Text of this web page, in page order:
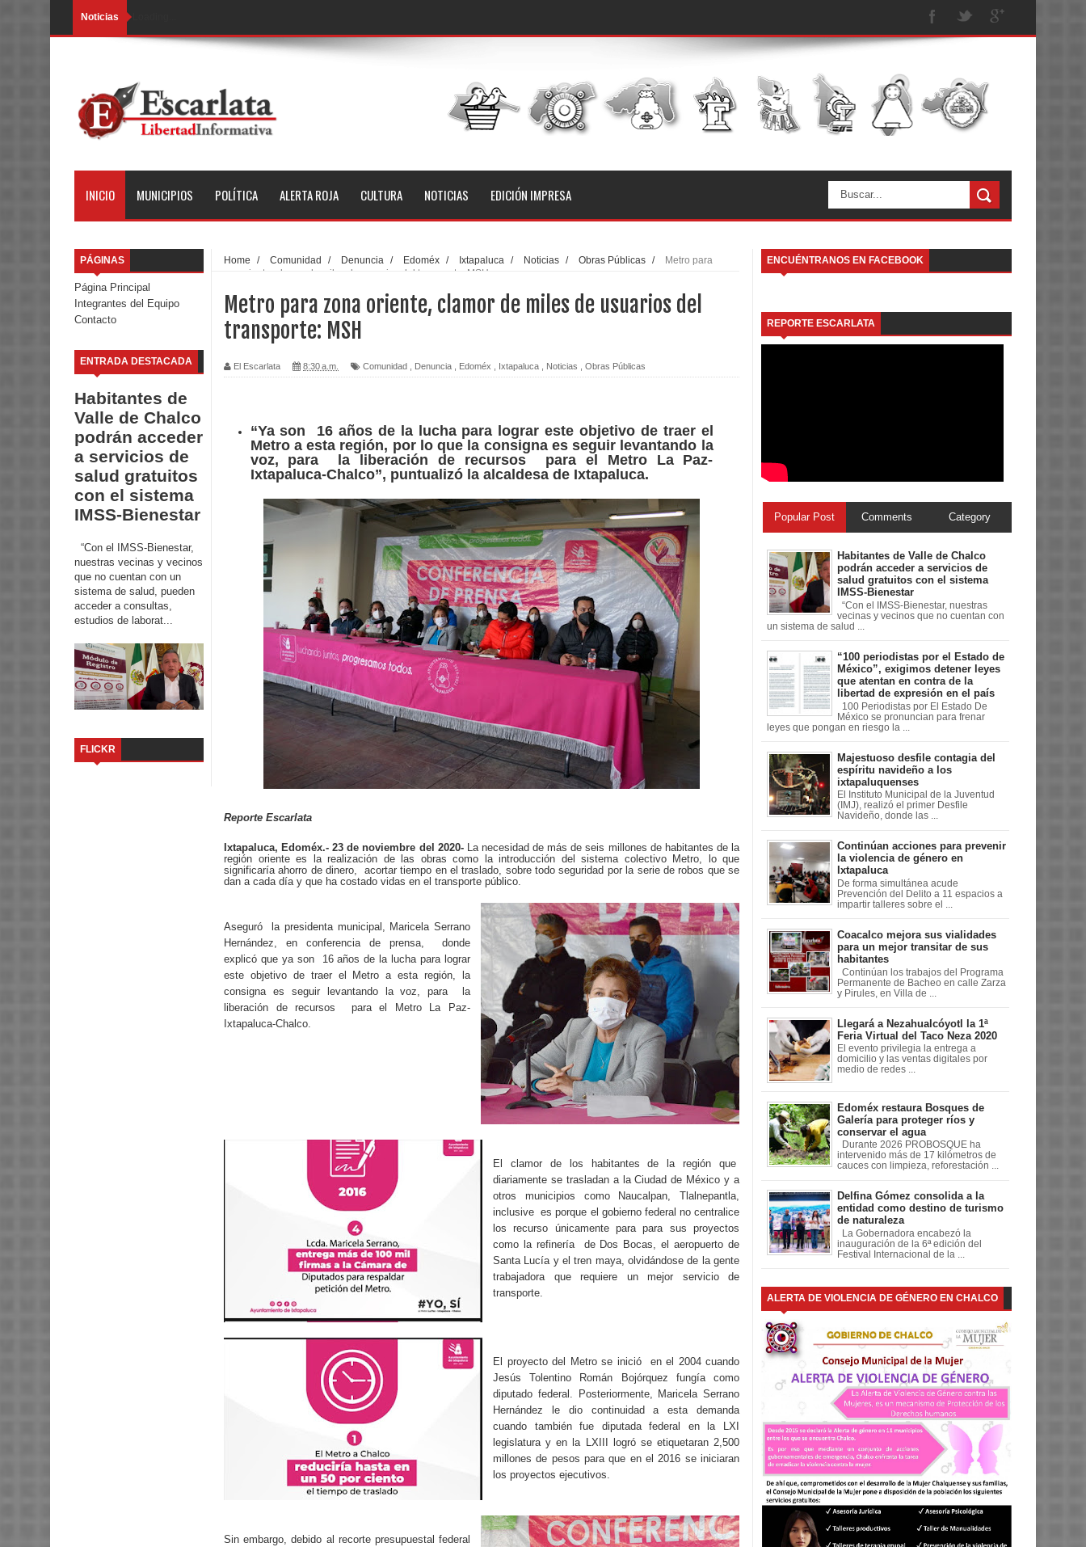
Noticias
INICIO MUNICIPIOS POLÍTICA ALERTA ROJA CULTURA NOTICIAS EDICIÓN IMPRESA
PÁGINAS
Página Principal
Integrantes del Equipo
Contacto
ENTRADA DESTACADA
Habitantes de
Valle de Chalco
podrán acceder
a servicios de
salud gratuitos
con el sistema
IMSS-Bienestar
“Con el IMSS-Bienestar,
nuestras vecinas y vecinos
que no cuentan con un
sistema de salud, pueden
acceder a consultas,
estudios de laborat...
FLICKR
Home / Comunidad / Denuncia / Edoméx / Ixtapaluca / Noticias / Obras Públicas /
Metro para
zona oriente, clamor de miles de usuarios del transporte: MSH
Metro para zona oriente, clamor de miles de usuarios del
transporte: MSH
El Escarlata 8:30 a.m. Comunidad Denuncia Edoméx Ixtapaluca Noticias Obras Públicas
“Ya son 16 años de la lucha para lograr este objetivo de traer el
Metro a esta región, por lo que la consigna es seguir levantando la
voz, para la liberación de recursos para el Metro La Paz-
Ixtapaluca-Chalco”, puntualizó la alcaldesa de Ixtapaluca.
Reporte Escarlata
Ixtapaluca, Edoméx.- 23 de noviembre del 2020-La necesidad de más de seis millones de habitantes de la
región oriente es la realización de las obras como la introducción del sistema colectivo Metro, lo que
significaría ahorro de dinero, acortar tiempo en el traslado, sobre todo seguridad por la serie de robos que se
dan a cada día y que ha costado vidas en el transporte público.
Aseguró la presidenta municipal, Maricela Serrano
Hernández, en conferencia de prensa, donde
explicó que ya son 16 años de la lucha para lograr
este objetivo de traer el Metro a esta región, la
consigna es seguir levantando la voz, para la
liberación de recursos para el Metro La Paz-
Ixtapaluca-Chalco.
El clamor de los habitantes de la región que
diariamente se trasladan a la Ciudad de México y a
otros municipios como Naucalpan, Tlalnepantla,
inclusive es porque el gobierno federal no centralice
los recurso únicamente para para sus proyectos
como la refinería de Dos Bocas, el aeropuerto de
Santa Lucía y el tren maya, olvidándose de la gente
trabajadora que requiere un mejor servicio de
transporte.
El proyecto del Metro se inició en el 2004 cuando
Jesús Tolentino Román Bojórquez fungía como
diputado federal. Posteriormente, Maricela Serrano
Hernández le dio continuidad a esta demanda
cuando también fue diputada federal en la LXI
legislatura y en la LXIII logró se etiquetaran 2,500
millones de pesos para que en el 2016 se iniciaran
los proyectos ejecutivos.
Sin embargo, debido al recorte presupuestal federal
ENCUÉNTRANOS EN FACEBOOK
REPORTE ESCARLATA
Popular Post Comments Category
Habitantes de Valle de Chalco
podrán acceder a servicios de
salud gratuitos con el sistema
IMSS-Bienestar
“Con el IMSS-Bienestar, nuestras
vecinas y vecinos que no cuentan con
un sistema de salud ...
“100 periodistas por el Estado de
México”, exigimos detener leyes
que atentan en contra de la
libertad de expresión en el país
100 Periodistas por El Estado De
México se pronuncian para frenar
leyes que pongan en riesgo la ...
Majestuoso desfile contagia del
espíritu navideño a los
ixtapaluquenses
El Instituto Municipal de la Juventud
(IMJ), realizó el primer Desfile
Navideño, donde las ...
Continúan acciones para prevenir
la violencia de género en
Ixtapaluca
De forma simultánea acude
Prevención del Delito a 11 espacios a
impartir talleres sobre el ...
Coacalco mejora sus vialidades
para un mejor transitar de sus
habitantes
Continúan los trabajos del Programa
Permanente de Bacheo en calle Zarza
y Pirules, en Villa de ...
Llegará a Nezahualcóyotl la 1ª
Feria Virtual del Taco Neza 2020
El evento privilegia la entrega a
domicilio y las ventas digitales por
medio de redes ...
Edoméx restaura Bosques de
Galería para proteger ríos y
conservar el agua
Durante 2026 PROBOSQUE ha
intervenido más de 17 kilómetros de
cauces con limpieza, reforestación ...
Delfina Gómez consolida a la
entidad como destino de turismo
de naturaleza
La Gobernadora encabezó la
inauguración de la 6ª edición del
Festival Internacional de la ...
ALERTA DE VIOLENCIA DE GÉNERO EN CHALCO